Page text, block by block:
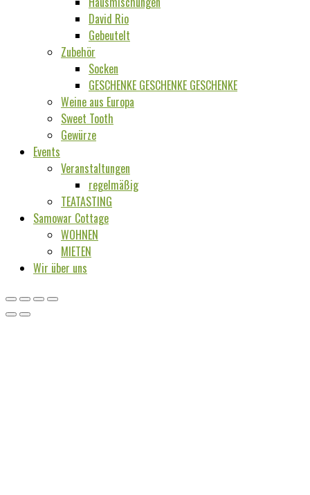
David Rio
Gebeutelt
Zubehör
Socken
GESCHENKE GESCHENKE GESCHENKE
Weine aus Europa
Sweet Tooth
Gewürze
Events
Veranstaltungen
regelmäßig
TEATASTING
Samowar Cottage
WOHNEN
MIETEN
Wir über uns